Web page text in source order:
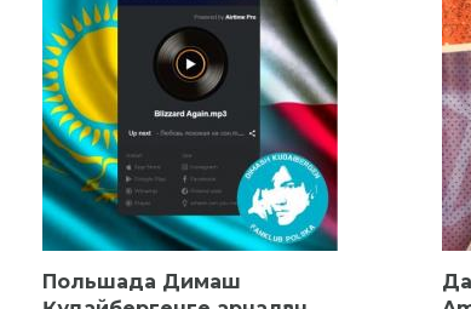
Польшада Димаш